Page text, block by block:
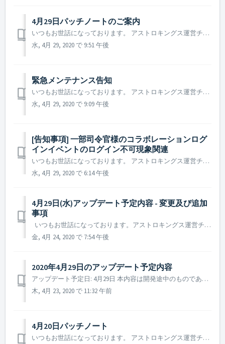
4月29日パッチノートのご案内
いつもお世話になっております。 アストロキングス運営チームです。 4月29日に行われたパッチノートのご案内を致します。 ▶️ 4月29日パッチノートのご案内 - パッチ事項：ワープゲートコンテンツ(指名手配、次元の亀裂、コラボイベント)ご利用時、時折発生しておりました無限ローディング及...
水, 4月 29, 2020 で 9:51 午後
緊急メンテナンス告知
いつもお世話になっております。 アストロキングス運営チームです。 4月29日に行われる緊急メンテナンスについてご案内致します。 ▶️ 4月29日緊急メンテナンスのご案内 - 緊急メンテナンス時間：2020年4月29日 21 : 30 ~ 21 : 50 (20分間) - 緊急メンテナンス内...
水, 4月 29, 2020 で 9:09 午後
[告知事項] 一部司令官様のコラボレーションログ
インイベントのログイン不可現象関連
いつもお世話になっております。 アストロキングス運営チームです。 本日(4月29日)アップデート後、一部の司令官様におかれましては、ログイン時にログインイベントのログイン表記が正常に表示されない現象を確認致しました。 ですが、該当の問題は表記上の問題で再度ログインされた際に正常にログインチェッ...
水, 4月 29, 2020 で 6:14 午後
4月29日(水)アップデート予定内容 - 変更及び追加
事項
いつもお世話になっております。アストロキングス運営チームです。 4月29日(水)に予定されているアップデート内容の一部変更及び追加事項、メンテナンス日程等のご案内致します。 ▶ 4月29日(水)アップデート予定内容 - 変更及び追加事項 - アップデートメンテナンス時間：2020年...
金, 4月 24, 2020 で 7:54 午後
2020年4月29日のアップデート予定内容
アップデート予定日: 4月29日 本内容は開発途中のものであり、実際のアップデート時には一部内容が変更される場合があります。 1. 銀河英雄伝説 Die Neue These コラボイベント [イベント期間] 2020年4月29日(水)メンテナンス後～2020年5月27日...
木, 4月 23, 2020 で 11:32 午前
4月20日パッチノート
いつもお世話になっております。 アストロキングス運営チームです。 4月20日(月)に行われたパッチノートについてご案内致します。 ▶️ 4月20日パッチノート - パッチ内容：ゲームデータバックアップ及びゲームサービス安定化作業実施 来たるアストロキングスｘ銀河英雄伝説DNTコ...